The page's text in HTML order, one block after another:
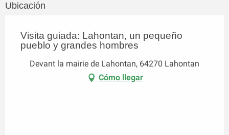
Ubicación
Visita guiada: Lahontan, un pequeño
pueblo y grandes hombres
Devant la mairie de Lahontan, 64270 Lahontan
Cómo llegar